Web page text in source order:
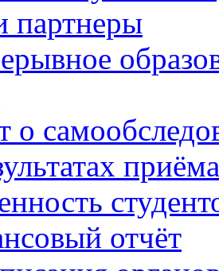
партнеры
о
приёма
отчёт